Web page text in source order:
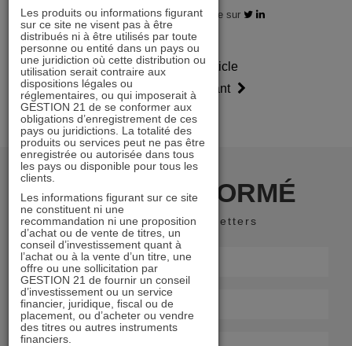
28.02.2025 - Partagez l'article sur
Article
précédent
Article
suivant
RESTER INFORMÉ
Recevoir nos newsletters
Les produits ou informations figurant
sur ce site ne visent pas à être
distribués ni à être utilisés par toute
personne ou entité dans un pays ou
une juridiction où cette distribution ou
utilisation serait contraire aux
dispositions légales ou
réglementaires, ou qui imposerait à
GESTION 21 de se conformer aux
obligations d’enregistrement de ces
pays ou juridictions. La totalité des
produits ou services peut ne pas être
enregistrée ou autorisée dans tous
les pays ou disponible pour tous les
clients.
Les informations figurant sur ce site
ne constituent ni une
recommandation ni une proposition
d’achat ou de vente de titres, un
conseil d’investissement quant à
l’achat ou à la vente d’un titre, une
offre ou une sollicitation par
GESTION 21 de fournir un conseil
d’investissement ou un service
financier, juridique, fiscal ou de
placement, ou d’acheter ou vendre
des titres ou autres instruments
financiers.